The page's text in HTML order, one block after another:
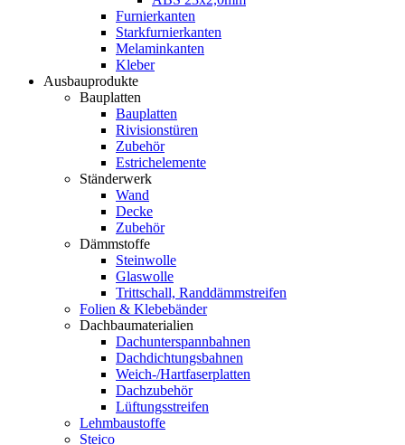
Furnierkanten
Starkfurnierkanten
Melaminkanten
Kleber
Ausbauprodukte
Bauplatten
Bauplatten
Rivisionstüren
Zubehör
Estrichelemente
Ständerwerk
Wand
Decke
Zubehör
Dämmstoffe
Steinwolle
Glaswolle
Trittschall, Randdämmstreifen
Folien & Klebebänder
Dachbaumaterialien
Dachunterspannbahnen
Dachdichtungsbahnen
Weich-/Hartfaserplatten
Dachzubehör
Lüftungsstreifen
Lehmbaustoffe
Steico